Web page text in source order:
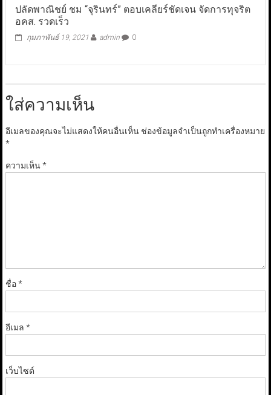
ปลัดพาณิชย์ ชม “จุรินทร์” ตอบเคลียร์ชัดเจน จัดการทุจริต
อคส. รวดเร็ว
กุมภาพันธ์ 19, 2021 admin 0
ใส่ความเห็น
อีเมลของคุณจะไม่แสดงให้คนอื่นเห็น ช่องข้อมูลจำเป็นถูกทำเครื่องหมาย
*
ความเห็น*
ชื่อ*
อีเมล *
เว็บไซต์